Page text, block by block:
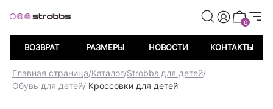
0
ВОЗВРАТ РАЗМЕРЫ НОВОСТИ КОНТАКТЫ
Главная страница/Каталог/Strobbs для детей/
Обувь для детей/ Кроссовки для детей